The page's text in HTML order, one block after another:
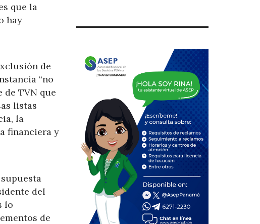
que la
hay
de
“no
de TVN que
listas
la
financiera y
del
lo
de